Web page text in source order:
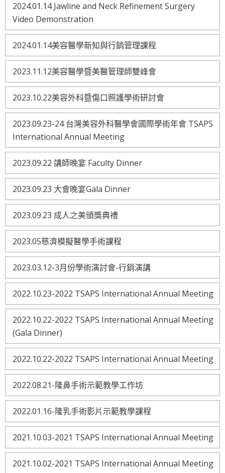
2024.01.14 Jawline and Neck Refinement Surgery
Video Demonstration
2024.01.14美容醫學新知與行銷管理課程
2023.11.12美容醫學暨美醫管理師雙峰會
2023.10.22美容外科暨傷口照護學術研討會
2023.09.23-24 台灣美容外科醫學會國際學術年會 TSAPS
International Annual Meeting
2023.09.22 講師晚宴 Faculty Dinner
2023.09.23 大會晚宴Gala Dinner
2023.09.23 成人之美頒獎典禮
2023.05慈濟模擬醫學手術課程
2023.03.12-3月份學術演討會-行銷演講
2022.10.23-2022 TSAPS International Annual Meeting
2022.10.22-2022 TSAPS International Annual Meeting
(Gala Dinner)
2022.10.22-2022 TSAPS International Annual Meeting
2022.08.21-隆鼻手術示範教學工作坊
2022.01.16-隆乳手術影片示範教學課程
2021.10.03-2021 TSAPS International Annual Meeting
2021.10.02-2021 TSAPS International Annual Meeting